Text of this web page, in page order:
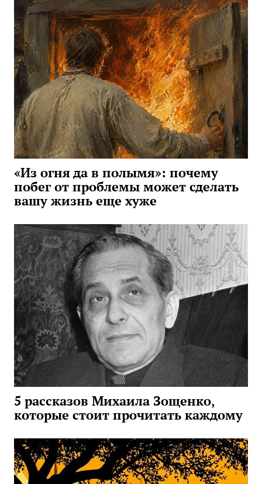
«Из огня да в полымя»: почему
побег от проблемы может сделать
вашу жизнь еще хуже
5 рассказов Михаила Зощенко,
которые стоит прочитать каждому